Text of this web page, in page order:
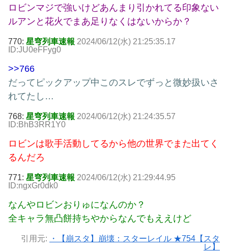
ロビンマジで強いけどあんまり引かれてる印象ない
ルアンと花火でまあ足りなくはないからか？
770: 星穹列車速報 2024/06/12(水) 21:25:35.17
ID:JU0eFFyg0
>>766
だってピックアップ中このスレでずっと微妙扱いさ
れてたし…
768: 星穹列車速報 2024/06/12(水) 21:24:35.57
ID:BhB3RR1Y0
ロビンは歌手活動してるから他の世界でまた出てく
るんだろ
771: 星穹列車速報 2024/06/12(水) 21:29:44.95
ID:ngxGr0dk0
なんやロビンおりゅになんのか？
全キャラ無凸餅持ちやからなんでもええけど
引用元:
・【崩スタ】崩壊：スターレイル ★754【スタ
レ】